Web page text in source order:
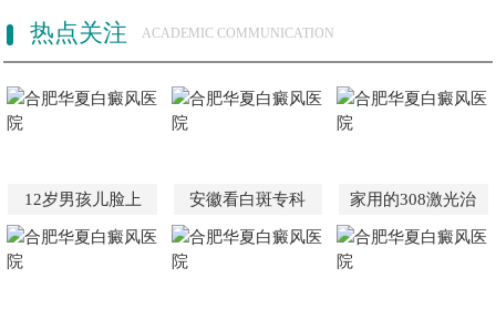
热点关注 ACADEMIC COMMUNICATION
12岁男孩儿脸上 安徽看白斑专科 家用的308激光治